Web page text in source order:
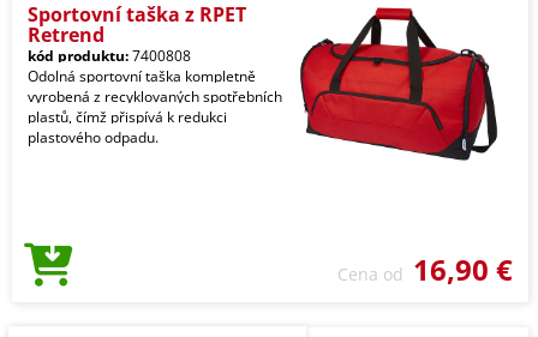
Sportovní taška z RPET
Retrend
kód produktu:7400808
Odolná sportovní taška kompletně
vyrobená z recyklovaných spotřebních
plastů, čímž přispívá k redukci
plastového odpadu.
Cena od 16,90 €